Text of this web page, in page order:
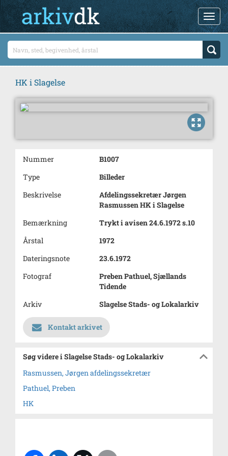
HK i Slagelse
Nummer
B1007
Type
Billeder
Beskrivelse
Afdelingssekretær Jørgen
Rasmussen HK i Slagelse
Bemærkning
Trykt i avisen 24.6.1972 s.10
Årstal
1972
Dateringsnote
23.6.1972
Fotograf
Preben Pathuel, Sjællands
Tidende
Arkiv
Slagelse Stads- og Lokalarkiv
Kontakt arkivet
Søg videre i Slagelse Stads- og Lokalarkiv
Rasmussen, Jørgen afdelingssekretær
Pathuel, Preben
HK